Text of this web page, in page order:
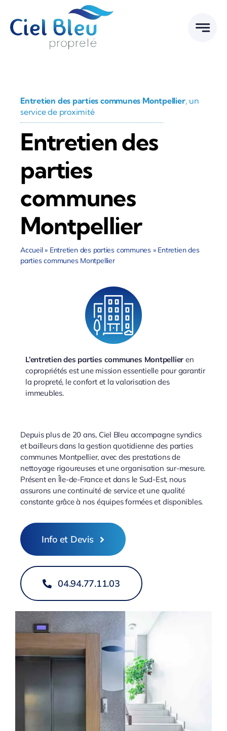
contenu
Entretien des parties communes Montpellier, un
service de proximité
Entretien des
parties
communes
Montpellier
Accueil» Entretien des parties communes » Entretien des
parties communes Montpellier
L’entretien des parties communes Montpellier en
copropriétés est une mission essentielle pour garantir
la propreté, le confort et la valorisation des
immeubles.
Depuis plus de 20 ans, Ciel Bleu accompagne syndics
et bailleurs dans la gestion quotidienne des parties
communes Montpellier, avec des prestations de
nettoyage rigoureuses et une organisation sur-mesure.
Présent en Île-de-France et dans le Sud-Est, nous
assurons une continuité de service et une qualité
constante grâce à nos équipes formées et disponibles.
Info et Devis
04.94.77.11.03